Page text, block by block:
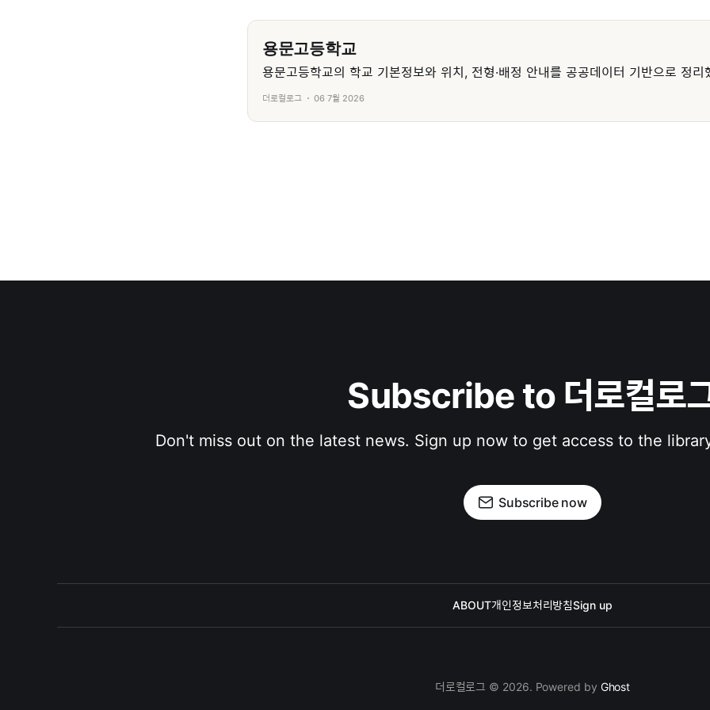
용문고등학교
용문고등학교의 학교 기본정보와 위치, 전형·배정 안내를 공공데이터 기반으로 정리
더로컬로그 06 7월 2026
Subscribe to 더로컬로
Don't miss out on the latest news. Sign up now to get access to the
Subscribe now
ABOUT개인정보처리방침Sign up
더로컬로그 © 2026. Powered by Ghost